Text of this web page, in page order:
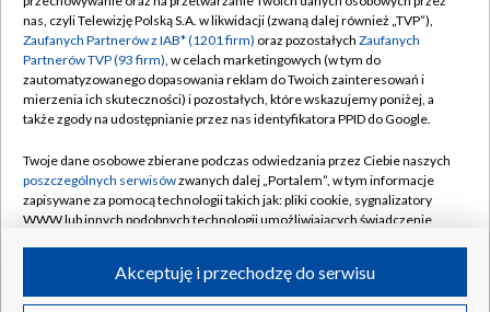
Emisja w TVP
Centrum informacji TVP
Naziemna Telewizja Cyfrowa
Rada Programowa
System NOS
Informacje o nadawcy
Program dla prasy
Regulamin TVP
Polityka prywatności
Moje zgody
Pomoc
Kontakt
Kanały
©2026 Telewizja Polska S.A. w likwidacji
nas, czyli Telewizję Polską S.A. w likwidacji (zwaną dalej również „TVP”),
Zaufanych Partnerów z IAB* (1201 firm) oraz pozostałych Zaufanych
Partnerów TVP (93 firm), w celach marketingowych (w tym do
zautomatyzowanego dopasowania reklam do Twoich zainteresowań i
mierzenia ich skuteczności) i pozostałych, które wskazujemy poniżej, a
także zgody na udostępnianie przez nas identyfikatora PPID do Google.
Twoje dane osobowe zbierane podczas odwiedzania przez Ciebie naszych
poszczególnych serwisówzwanych dalej „Portalem”, w tym informacje
zapisywane za pomocą technologii takich jak: pliki cookie, sygnalizatory
WWW lub innych podobnych technologii umożliwiających świadczenie
ruchu w Internecie.Akceptuję i przechodzę do serwisu